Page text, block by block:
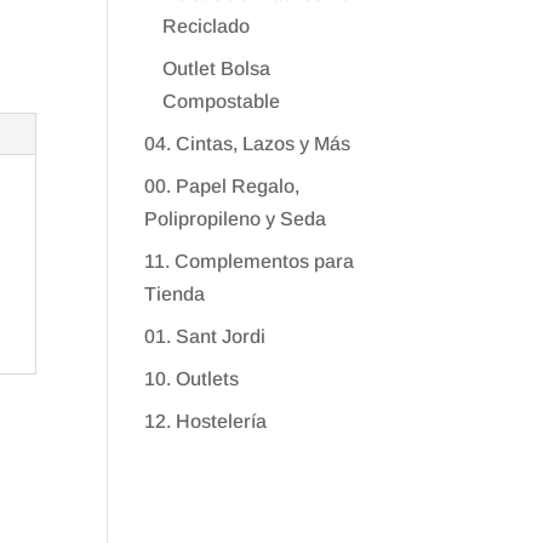
Reciclado
Outlet Bolsa
Compostable
04. Cintas, Lazos y Más
00. Papel Regalo,
Polipropileno y Seda
11. Complementos para
Tienda
01. Sant Jordi
10. Outlets
12. Hostelería